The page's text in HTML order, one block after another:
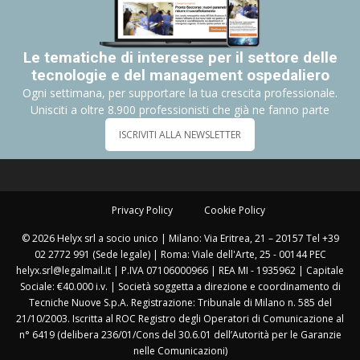
Le tematiche di interesse per il settore delle
tecnologie e del management ospedaliero
Ogni settimana, per supportare la tua crescita professionale.
Unisciti a oltre 8.900 professionisti che già ne fanno parte
ISCRIVITI ALLA NEWSLETTER
Privacy Policy Cookie Policy
© 2026 Helyx srl a socio unico | Milano: Via Eritrea, 21 – 20157 Tel +39
02 2772 991 (Sede legale) | Roma: Viale dell'Arte, 25 - 00144 PEC
helyx.srl@legalmail.it | P.IVA 07106000966 | REA MI - 1935962 | Capitale
Sociale: €40.000 i.v. | Società soggetta a direzione e coordinamento di
Tecniche Nuove S.p.A. Registrazione: Tribunale di Milano n. 585 del
21/10/2003. Iscritta al ROC Registro degli Operatori di Comunicazione al
n° 6419 (delibera 236/01/Cons del 30.6.01 dell’Autorità per le Garanzie
nelle Comunicazioni)